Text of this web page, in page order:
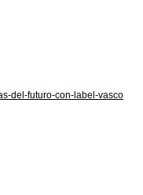
del-futuro-con-label-vasco